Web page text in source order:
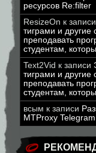
ресурсов Re:filter
ResizeOn к записи
тиграми и другие
преподавать
студентам,
Text2Vid к записи
тиграми и другие
преподавать
студентам,
всым к записи
MTProxy Telegram